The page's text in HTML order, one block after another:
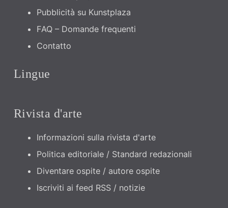
Pubblicità su Kunstplaza
FAQ – Domande frequenti
Contatto
Lingue
Rivista d'arte
Informazioni sulla rivista d'arte
Politica editoriale / Standard redazionali
Diventare ospite / autore ospite
Iscriviti ai feed RSS / notizie